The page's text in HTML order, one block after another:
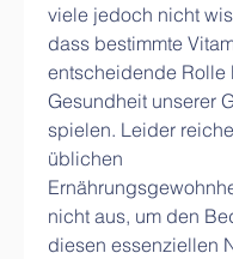
viele jedoch nicht
dass bestimmte
entscheidende Rolle
Gesundheit unserer
spielen. Leider
üblichen
nicht aus, um den
diesen essenziellen